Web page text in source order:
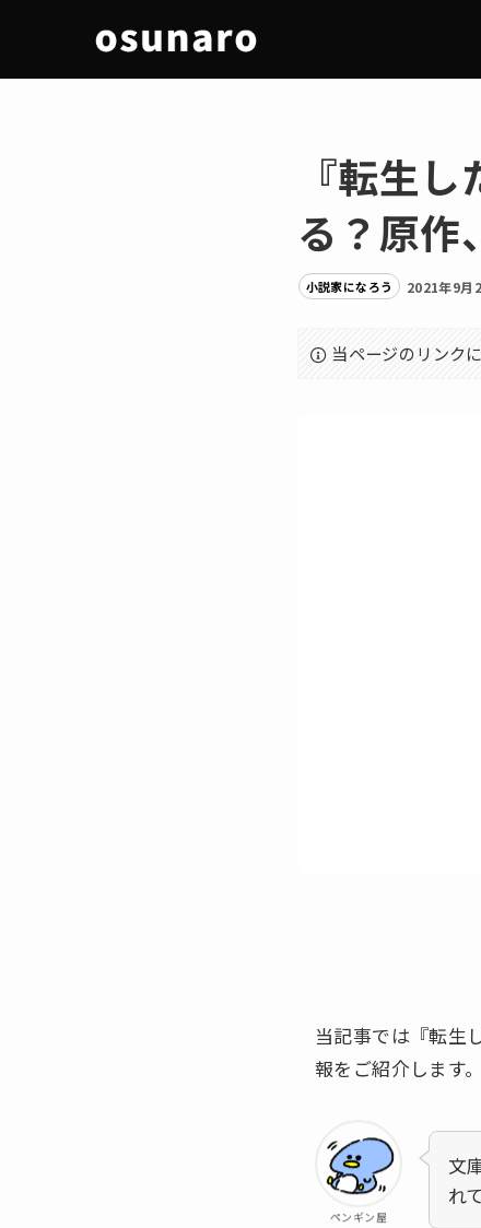
『転生
る？原作
小説家になろう 2021年9月
当ページのリンク
当記事では『転生
報をご紹介します。
ペンギン屋
文
れ